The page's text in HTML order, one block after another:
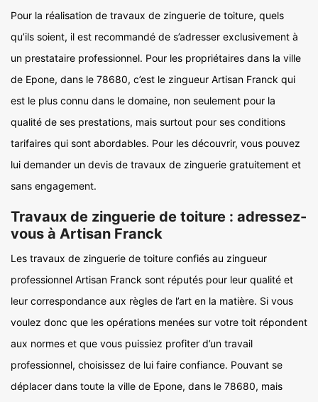
Pour la réalisation de travaux de zinguerie de toiture, quels
qu’ils soient, il est recommandé de s’adresser exclusivement à
un prestataire professionnel. Pour les propriétaires dans la ville
de Epone, dans le 78680, c’est le zingueur Artisan Franck qui
est le plus connu dans le domaine, non seulement pour la
qualité de ses prestations, mais surtout pour ses conditions
tarifaires qui sont abordables. Pour les découvrir, vous pouvez
lui demander un devis de travaux de zinguerie gratuitement et
sans engagement.
Travaux de zinguerie de toiture : adressez-
vous à Artisan Franck
Les travaux de zinguerie de toiture confiés au zingueur
professionnel Artisan Franck sont réputés pour leur qualité et
leur correspondance aux règles de l’art en la matière. Si vous
voulez donc que les opérations menées sur votre toit répondent
aux normes et que vous puissiez profiter d’un travail
professionnel, choisissez de lui faire confiance. Pouvant se
déplacer dans toute la ville de Epone, dans le 78680, mais